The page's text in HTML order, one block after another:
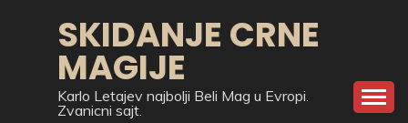
SKIDANJE CRNE
MAGIJE
Karlo Letajev najbolji Beli Mag u Evropi.
Zvanicni sajt.